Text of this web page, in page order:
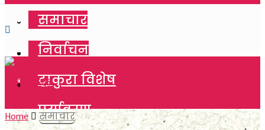
समाचार
निर्वाचन
टाकुरा विशेष
पर्यावरण
समाचार
निर्वाचन
टाकुरा विशेष
पर्यावरण
Home समाचार